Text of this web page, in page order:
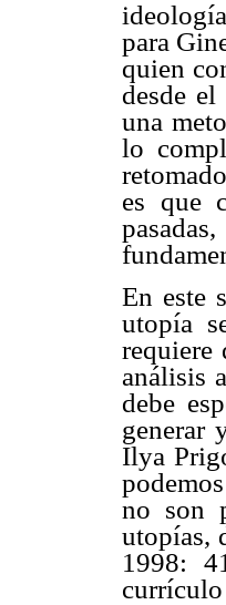
para
quien
desde
una
lo
es que
En este
utopía
requiere
análisis
debe
generar
Ilya
no son
utopías,
1998:
currículo